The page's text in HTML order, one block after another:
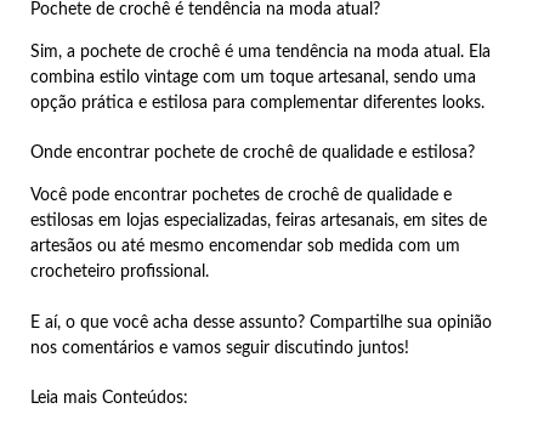
Pochete de crochê é tendência na moda atual?
Sim, a pochete de crochê é uma tendência na moda atual. Ela
combina estilo vintage com um toque artesanal, sendo uma
opção prática e estilosa para complementar diferentes looks.
Onde encontrar pochete de crochê de qualidade e estilosa?
Você pode encontrar pochetes de crochê de qualidade e
estilosas em lojas especializadas, feiras artesanais, em sites de
artesãos ou até mesmo encomendar sob medida com um
crocheteiro profissional.
E aí, o que você acha desse assunto? Compartilhe sua opinião
nos comentários e vamos seguir discutindo juntos!
Leia mais Conteúdos: